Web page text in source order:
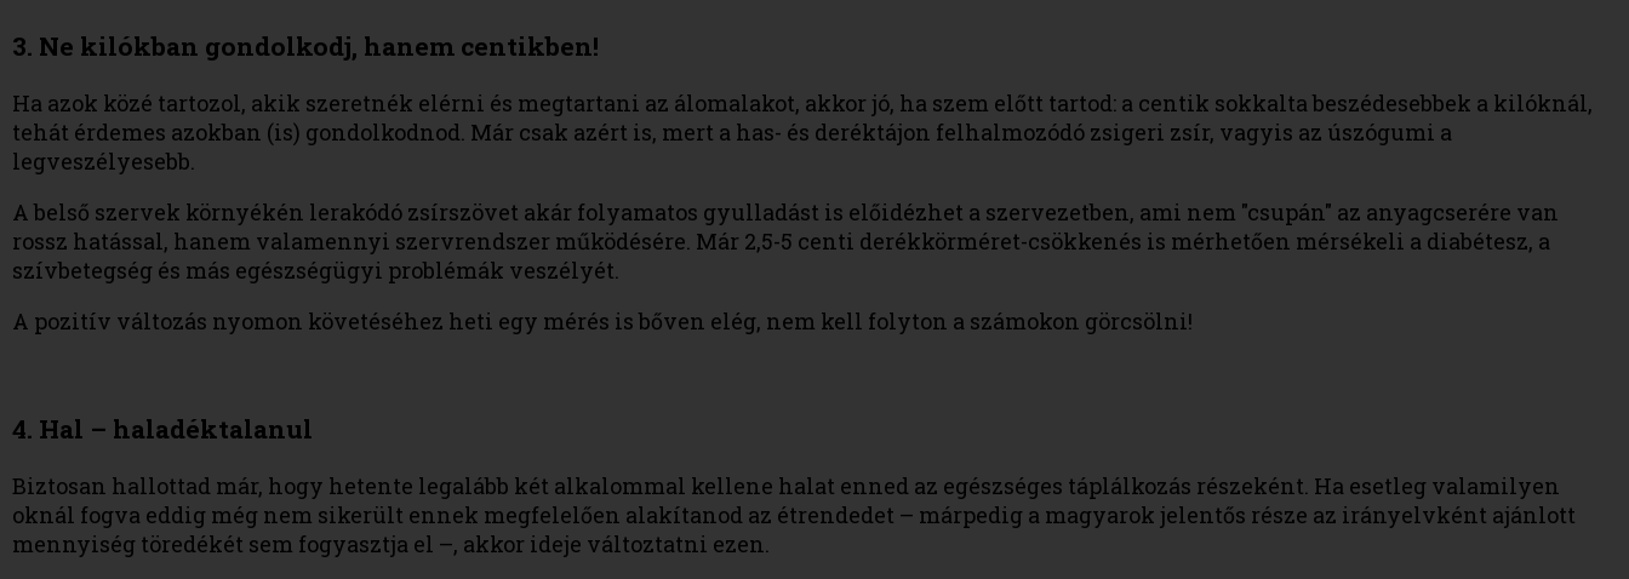
3. Ne kilókban gondolkodj, hanem centikben!
Ha azok közé tartozol, akik szeretnék elérni és megtartani az álomalakot, akkor jó, ha szem előtt tartod: a centik sokkalta beszédesebbek a kilóknál,
tehát érdemes azokban (is) gondolkodnod. Már csak azért is, mert a has- és deréktájon felhalmozódó zsigeri zsír, vagyis az úszógumi a
legveszélyesebb.
A belső szervek környékén lerakódó zsírszövet akár folyamatos gyulladást is előidézhet a szervezetben, ami nem "csupán" az anyagcserére van
rossz hatással, hanem valamennyi szervrendszer működésére. Már 2,5-5 centi derékkörméret-csökkenés is mérhetően mérsékeli a diabétesz, a
szívbetegség és más egészségügyi problémák veszélyét.
A pozitív változás nyomon követéséhez heti egy mérés is bőven elég, nem kell folyton a számokon görcsölni!
4. Hal – haladéktalanul
Biztosan hallottad már, hogy hetente legalább két alkalommal kellene halat enned az egészséges táplálkozás részeként. Ha esetleg valamilyen
oknál fogva eddig még nem sikerült ennek megfelelően alakítanod az étrendedet – márpedig a magyarok jelentős része az irányelvként ajánlott
mennyiség töredékét sem fogyasztja el –, akkor ideje változtatni ezen.